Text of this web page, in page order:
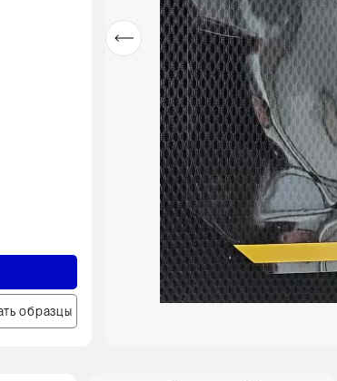
образцы